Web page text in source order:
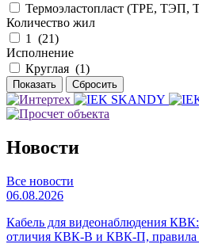
Термоэластопласт (TPE,
Количество жил
1 (21)
Исполнение
Круглая (1)
Новости
Все новости
06.08.2026
Кабель для видеонаблюдения
отличия КВК-В и КВК-П, правила